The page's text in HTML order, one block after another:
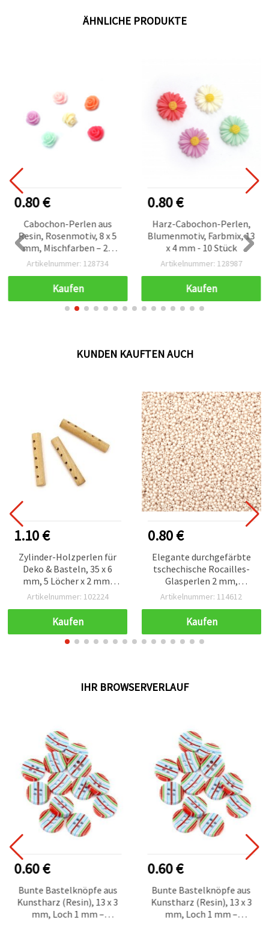
ÄHNLICHE PRODUKTE
0.80 €
Cabochon-Perlen aus
Resin, Rosenmotiv, 8 x 5
mm, Mischfarben – 20
Stück
Artikelnummer: 128734
Kaufen
0.80 €
Harz-Cabochon-Perlen,
Blumenmotiv, Farbmix, 13
x 4 mm - 10 Stück
Artikelnummer: 128987
Kaufen
KUNDEN KAUFTEN AUCH
1.10 €
Zylinder-Holzperlen für
Deko & Basteln, 35 x 6
mm, 5 Löcher x 2 mm,
Naturholzfarbe, 10 Stück
Artikelnummer: 102224
Kaufen
0.80 €
Elegante durchgefärbte
tschechische Rocailles-
Glasperlen 2 mm,
perlmatt, helles
Schmuckherstellung,
Stickerei & DIY-Basteln –
15 g (~2050 Stk.)
Artikelnummer: 114612
Kaufen
IHR BROWSERVERLAUF
0.60 €
Bunte Bastelknöpfe aus
Kunstharz (Resin), 13 x 3
mm, Loch 1 mm –
0.60 €
Bunte Bastelknöpfe aus
Kunstharz (Resin), 13 x 3
mm, Loch 1 mm –